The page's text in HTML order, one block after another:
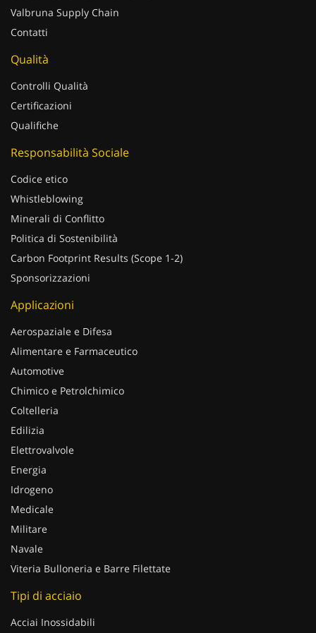
Valbruna Supply Chain
Contatti
Qualità
Controlli Qualità
Certificazioni
Qualifiche
Responsabilità Sociale
Codice etico
Whistleblowing
Minerali di Conflitto
Politica di Sostenibilità
Carbon Footprint Results (Scope 1-2)
Sponsorizzazioni
Applicazioni
Aerospaziale e Difesa
Alimentare e Farmaceutico
Automotive
Chimico e Petrolchimico
Coltelleria
Edilizia
Elettrovalvole
Energia
Idrogeno
Medicale
Militare
Navale
Viteria Bulloneria e Barre Filettate
Tipi di acciaio
Acciai Inossidabili